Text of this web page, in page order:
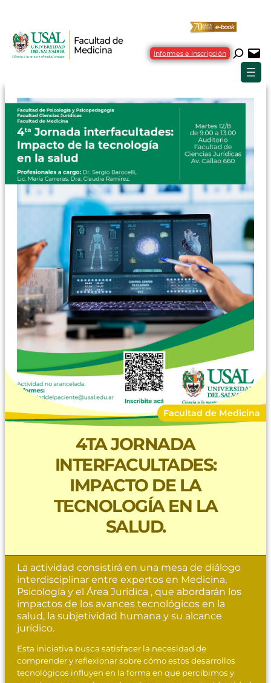
Informes e Inscripción
Facultad de Medicina
4TA JORNADA
INTERFACULTADES:
IMPACTO DE LA
TECNOLOGÍA EN LA
SALUD.
La actividad consistirá en una mesa de diálogo
interdisciplinar entre expertos en Medicina,
Psicología y el Área Jurídica , que abordarán los
impactos de los avances tecnológicos en la
salud, la subjetividad humana y su alcance
jurídico.
Esta iniciativa busca satisfacer la necesidad de
comprender y reflexionar sobre cómo estos desarrollos
tecnológicos influyen en la forma en que percibimos y